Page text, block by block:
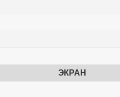
ЭКРАН